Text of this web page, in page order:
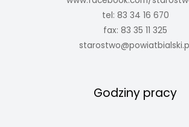
tel: 83 34 16 670
fax: 83 35 11 325
Godziny pracy